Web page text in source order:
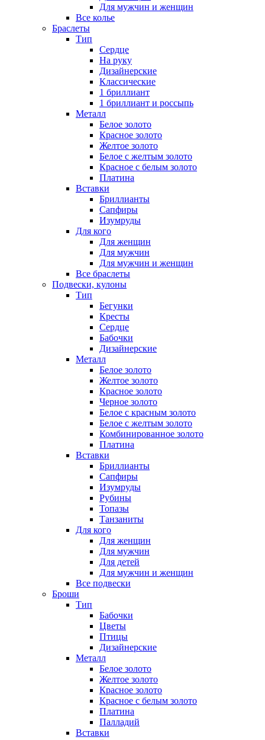
Для мужчин и женщин
Все колье
Браслеты
Тип
Сердце
На руку
Дизайнерские
Классические
1 бриллиант
1 бриллиант и россыпь
Металл
Белое золото
Красное золото
Желтое золото
Белое с желтым золото
Красное с белым золото
Платина
Вставки
Бриллианты
Сапфиры
Изумруды
Для кого
Для женщин
Для мужчин
Для мужчин и женщин
Все браслеты
Подвески, кулоны
Тип
Бегунки
Кресты
Сердце
Бабочки
Дизайнерские
Металл
Белое золото
Желтое золото
Красное золото
Черное золото
Белое с красным золото
Белое с желтым золото
Комбинированное золото
Платина
Вставки
Бриллианты
Сапфиры
Изумруды
Рубины
Топазы
Танзаниты
Для кого
Для женщин
Для мужчин
Для детей
Для мужчин и женщин
Все подвески
Броши
Тип
Бабочки
Цветы
Птицы
Дизайнерские
Металл
Белое золото
Желтое золото
Красное золото
Красное с белым золото
Платина
Палладий
Вставки